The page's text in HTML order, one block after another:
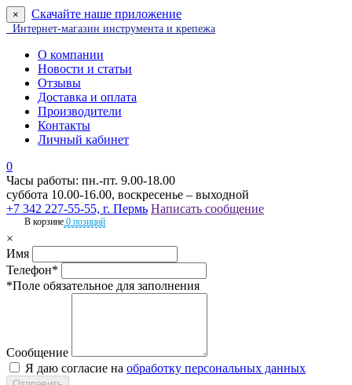
× Скачайте наше приложение
Интернет-магазин инструмента и крепежа
О компании
Новости и статьи
Отзывы
Доставка и оплата
Производители
Контакты
Личный кабинет
0
Часы работы: пн.-пт. 9.00-18.00
суббота 10.00-16.00, воскресенье – выходной
+7 342 227-55-55, г. Пермь Написать сообщение
В корзине 0 позиций
×
Имя
Телефон*
*Поле обязательное для заполнения
Сообщение
Я даю согласие на обработку персональных данных